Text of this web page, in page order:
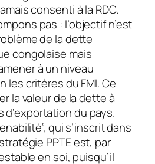
consenti à la RDC.
pas : l’objectif n’est
de la dette
congolaise mais
à un niveau
les critères du FMI. Ce
la valeur de la dette à
d’exportation du pays.
qui s’inscrit dans
PPTE est, par
en soi, puisqu’il